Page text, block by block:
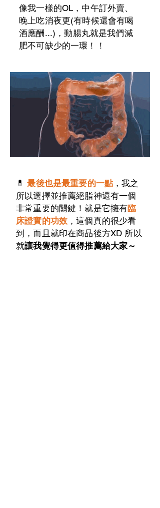
像我一樣的OL，中午訂外賣、
晚上吃消夜更(有時候還會有喝
酒應酬...)，動腸丸就是我們減
肥不可缺少的一環！！
💊最後也是最重要的一點 ，我之
所以選擇並推薦絕脂神還有一個
非常重要的關鍵！就是它擁有臨
床證實的功效 ，這個真的很少看
到，而且就印在商品後方XD 所以
就讓我覺得更值得推薦給大家～